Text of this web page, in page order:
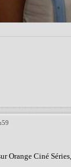
Orange Ciné